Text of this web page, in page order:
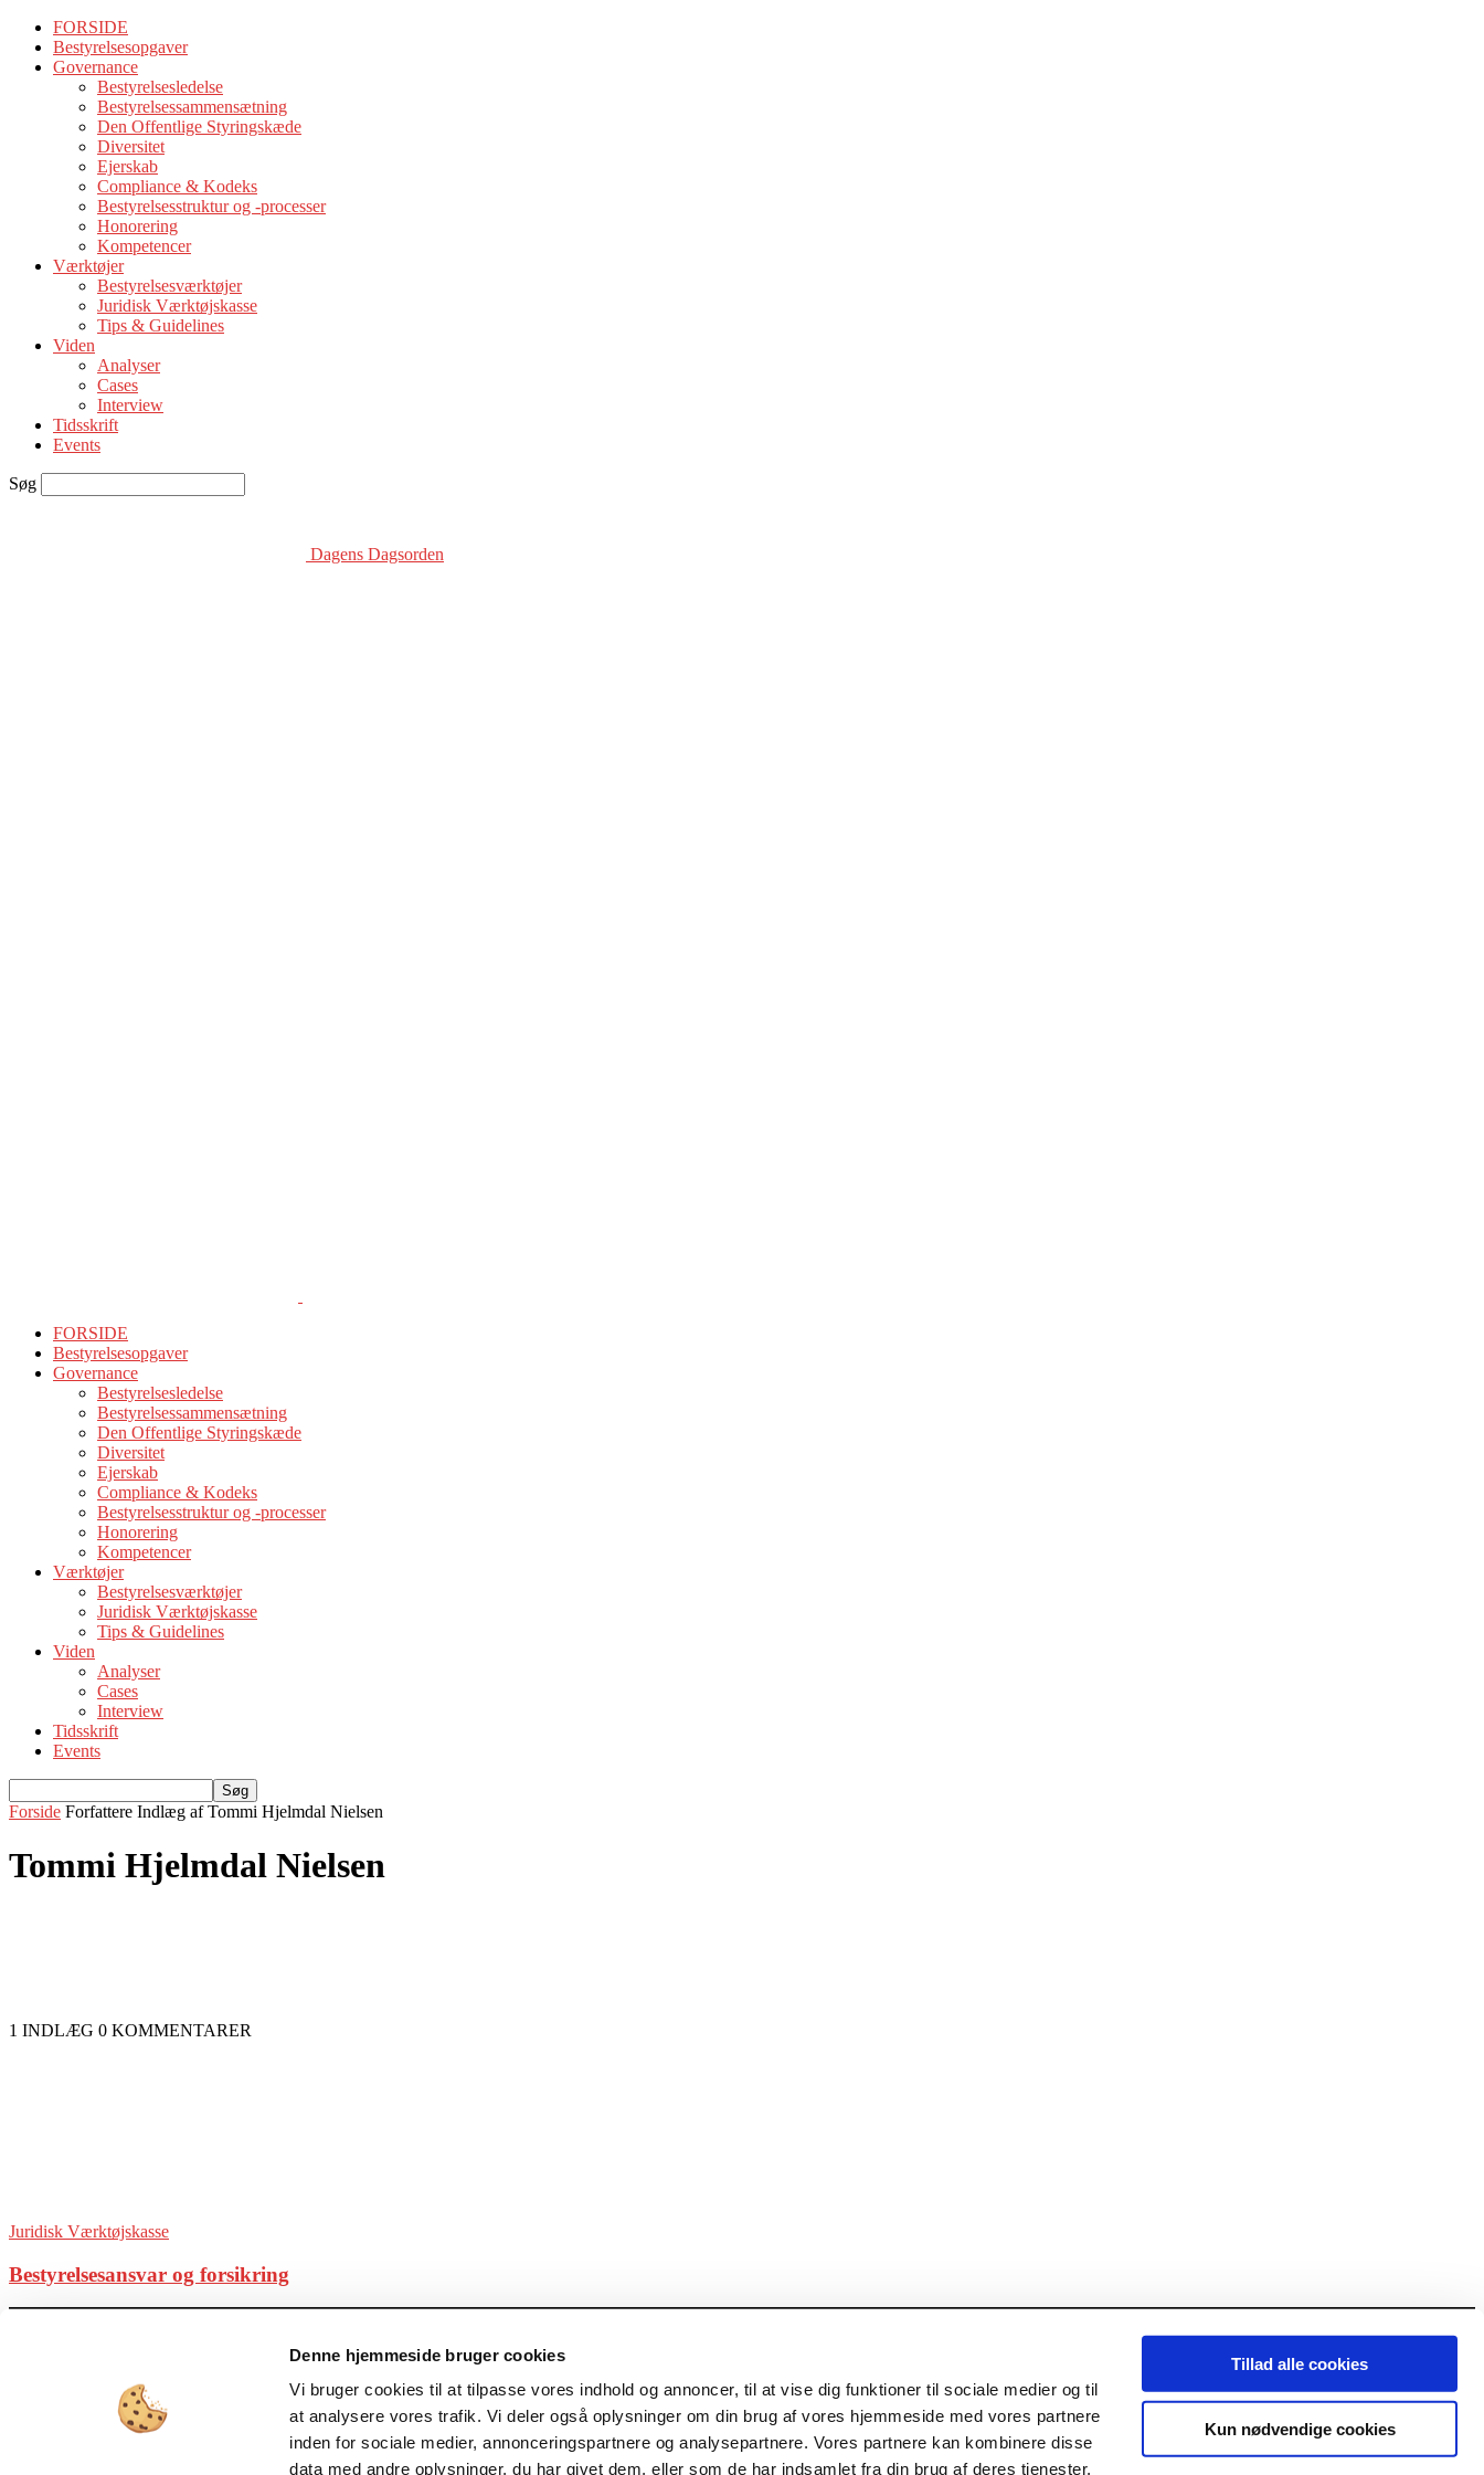
Denne hjemmeside bruger cookies
Vi bruger cookies til at tilpasse vores indhold og annoncer, til at vise dig funktioner til sociale medier og til
at analysere vores trafik. Vi deler også oplysninger om din brug af vores hjemmeside med vores partnere
inden for sociale medier, annonceringspartnere og analysepartnere. Vores partnere kan kombinere disse
data med andre oplysninger, du har givet dem, eller som de har indsamlet fra din brug af deres tjenester.
Tillad alle cookies
Kun nødvendige cookies
FORSIDE
Bestyrelsesopgaver
Governance
Bestyrelsesledelse
Bestyrelsessammensætning
Den Offentlige Styringskæde
Diversitet
Ejerskab
Compliance & Kodeks
Bestyrelsesstruktur og -processer
Honorering
Kompetencer
Værktøjer
Bestyrelsesværktøjer
Juridisk Værktøjskasse
Tips & Guidelines
Viden
Analyser
Cases
Interview
Tidsskrift
Events
Søg
Dagens Dagsorden
FORSIDE
Bestyrelsesopgaver
Governance
Bestyrelsesledelse
Bestyrelsessammensætning
Den Offentlige Styringskæde
Diversitet
Ejerskab
Compliance & Kodeks
Bestyrelsesstruktur og -processer
Honorering
Kompetencer
Værktøjer
Bestyrelsesværktøjer
Juridisk Værktøjskasse
Tips & Guidelines
Viden
Analyser
Cases
Interview
Tidsskrift
Events
Forside Forfattere Indlæg af Tommi Hjelmdal Nielsen
Tommi Hjelmdal Nielsen
1 INDLÆG 0 KOMMENTARER
Juridisk Værktøjskasse
Bestyrelsesansvar og forsikring
Netværk for offentlige bestyrelser // Viden om offentligt bestyrelsesarbejde fra forskere, organisationer og praktikere // Årets Offentlige Bestyrelseskonference // Årets Offentlige Bestyrelsespris // Nyhedsbrev og
kontakt@dagensdagsorden.dk